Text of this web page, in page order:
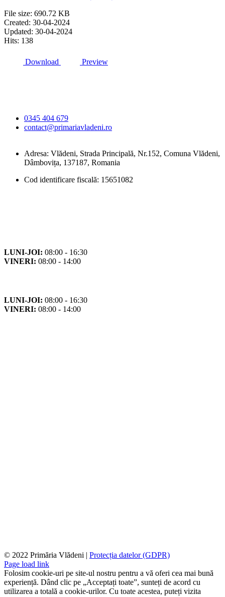
File size: 690.72 KB
Created: 30-04-2024
Updated: 30-04-2024
Hits: 138
Download Preview
0345 404 679
contact@primariavladeni.ro
Adresa: Vlădeni, Strada Principală, Nr.152, Comuna Vlădeni,
Dâmbovița, 137187, Romania
Cod identificare fiscală: 15651082
LUNI-JOI: 08:00 - 16:30
VINERI: 08:00 - 14:00
LUNI-JOI: 08:00 - 16:30
VINERI: 08:00 - 14:00
© 2022 Primăria Vlădeni | Protecția datelor (GDPR)
Page load link
Folosim cookie-uri pe site-ul nostru pentru a vă oferi cea mai bună
experiență. Dând clic pe „Acceptați toate”, sunteți de acord cu
utilizarea a totală a cookie-urilor. Cu toate acestea, puteți vizita